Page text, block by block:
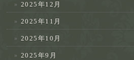
2025年12月
2025年11月
2025年10月
2025年9月